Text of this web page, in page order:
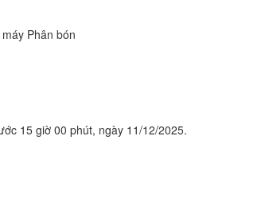
Phân bón
15 giờ 00 phút, ngày 11/12/2025.